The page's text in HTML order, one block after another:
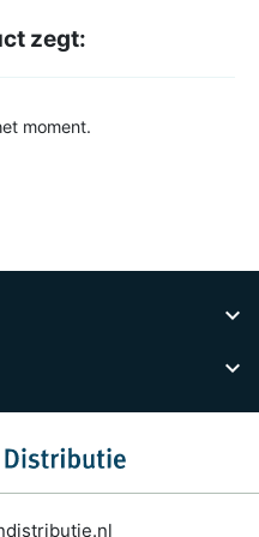
zegt:
moment.

